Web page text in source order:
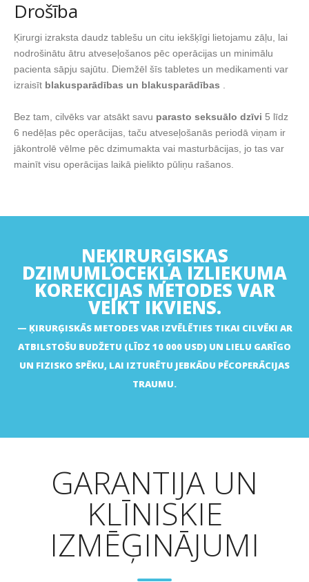
Drošība
Ķirurgi izraksta daudz tablešu un citu iekšķīgi lietojamu zāļu, lai
nodrošinātu ātru atveseļošanos pēc operācijas un minimālu
pacienta sāpju sajūtu. Diemžēl šīs tabletes un medikamenti var
izraisīt blakusparādības un blakusparādības
Bez tam, cilvēks var atsākt savu parasto seksuālo dzīvi 5 līdz
6 nedēļas pēc operācijas, taču atveseļošanās periodā viņam ir
jākontrolē vēlme pēc dzimumakta vai masturbācijas, jo tas var
mainīt visu operācijas laikā pielikto pūliņu rašanos.
NEĶIRURĢISKAS
DZIMUMLOCEKĻA IZLIEKUMA
KOREKCIJAS METODES VAR
VEIKT IKVIENS.
ĶIRURĢISKĀS METODES VAR IZVĒLĒTIES TIKAI CILVĒKI AR
ATBILSTOŠU BUDŽETU (LĪDZ 10 000 USD) UN LIELU GARĪGO
UN FIZISKO SPĒKU, LAI IZTURĒTU JEBKĀDU PĒCOPERĀCIJAS
TRAUMU.
GARANTIJA UN
KLĪNISKIE
IZMĒĢINĀJUMI